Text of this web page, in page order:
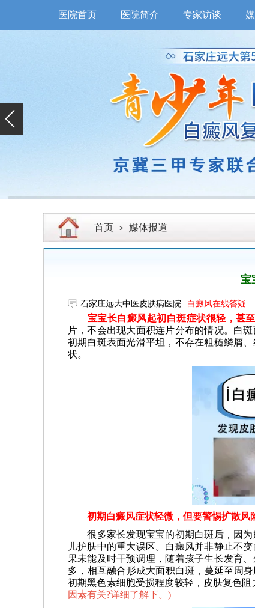
医院首页 医院简介 专家访谈
首页 > 媒体报道
宝
石家庄远大中医皮肤病医院 白癜风在线答疑
宝宝长白癜风起初白斑症状很轻，甚至
片，不会出现大面积连片分布的情况。白
初期白斑表面光滑平坦，不存在粗糙鳞屑
状。
初期白癜风症状轻微，但要警惕扩散风
很多家长发现宝宝的初期白斑后，因为
儿护肤中的重大误区。白癜风并非静止不
果未能及时干预调理，随着孩子生长发育
多，相互融合形成大面积白斑，蔓延至周
初期黑色素细胞受损程度较轻，皮肤复色
因素有关?详细了解下。 )